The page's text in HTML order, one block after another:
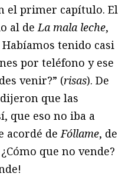
el primer capítulo. El
al deLa mala leche,
tenido casi
por teléfono y ese
venir?” (risas). De
que las
que eso no iba a
acordé deFóllame, de
¿Cómo que no vende?